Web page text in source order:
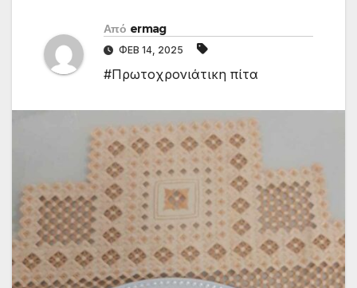
Από ermag
ΦΕΒ 14, 2025
#Πρωτοχρονιάτικη πίτα